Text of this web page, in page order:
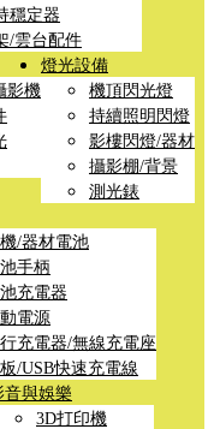
穩定器
/雲台配件
影機
燈光設備
機頂閃光燈
持續照明閃燈
影樓閃燈/器材
攝影棚/背景
測光錶
/器材電池
手柄
充電器
電源
充電器/無線充電座
/USB快速充電線
音與娛樂
3D打印機